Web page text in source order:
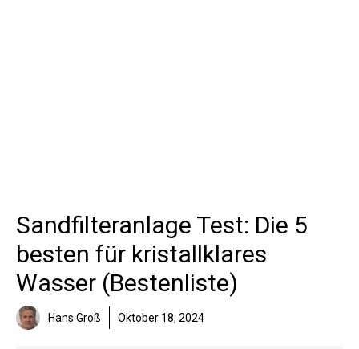
Sandfilteranlage Test: Die 5
besten für kristallklares
Wasser (Bestenliste)
Hans Groß Oktober 18, 2024